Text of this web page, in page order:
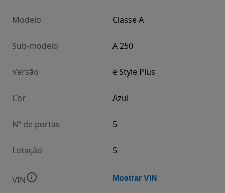
Modelo Classe A
Sub-modelo A 250
Versão e Style Plus
Cor Azul
Nº de portas 5
Lotação 5
VIN Mostrar VIN